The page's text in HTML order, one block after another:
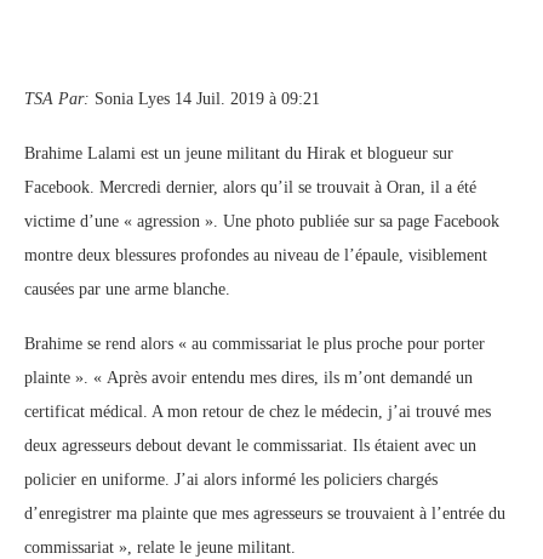
TSA Par: Sonia Lyes 14 Juil. 2019 à 09:21
Brahime Lalami est un jeune militant du Hirak et blogueur sur
Facebook. Mercredi dernier, alors qu’il se trouvait à Oran, il a été
victime d’une « agression ». Une photo publiée sur sa page Facebook
montre deux blessures profondes au niveau de l’épaule, visiblement
causées par une arme blanche.
Brahime se rend alors « au commissariat le plus proche pour porter
plainte ». « Après avoir entendu mes dires, ils m’ont demandé un
certificat médical. A mon retour de chez le médecin, j’ai trouvé mes
deux agresseurs debout devant le commissariat. Ils étaient avec un
policier en uniforme. J’ai alors informé les policiers chargés
d’enregistrer ma plainte que mes agresseurs se trouvaient à l’entrée du
commissariat », relate le jeune militant.